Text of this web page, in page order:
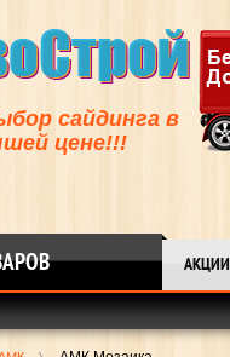
сайдинга в
цене!!!
АКЦИИ